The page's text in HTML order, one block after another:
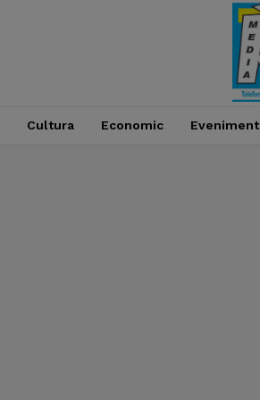
Cultura Economic Eveniment